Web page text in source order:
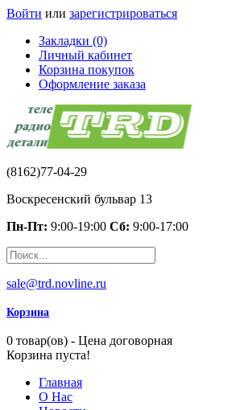
Войти или зарегистрироваться
Закладки (0)
Личный кабинет
Корзина покупок
Оформление заказа
(8162)77-04-29
Воскресенский бульвар 13
Пн-Пт: 9:00-19:00 Сб: 9:00-17:00
sale@trd.novline.ru
Корзина
0 товар(ов) - Цена договорная
Корзина пуста!
Главная
О Нас